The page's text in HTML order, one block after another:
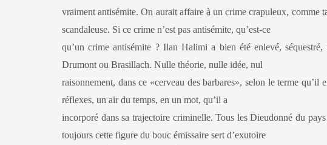
vraiment antisémite. On aurait affaire à un crime crapuleux, comme
scandaleuse. Si ce crime n’est pas antisémite, qu’est-ce
qu’un crime antisémite ? Ilan Halimi a bien été enlevé,
Drumont ou Brasillach. Nulle théorie, nulle idée, nul
raisonnement, dans ce «cerveau des barbares», selon le terme
réflexes, un air du temps, en un mot, qu’il a
incorporé dans sa trajectoire criminelle. Tous les Dieudonné du
toujours cette figure du bouc émissaire sert d’exutoire